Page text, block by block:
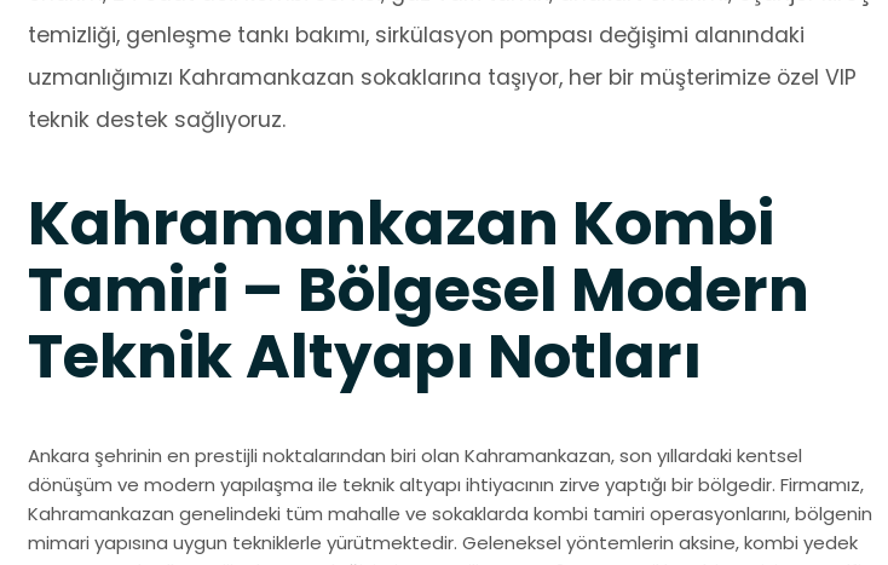
temizliği, genleşme tankı bakımı, sirkülasyon pompası değişimi alanındaki
uzmanlığımızı Kahramankazan sokaklarına taşıyor, her bir müşterimize özel VIP
teknik destek sağlıyoruz.
Kahramankazan Kombi
Tamiri – Bölgesel Modern
Teknik Altyapı Notları
Ankara şehrinin en prestijli noktalarından biri olan Kahramankazan, son yıllardaki kentsel
dönüşüm ve modern yapılaşma ile teknik altyapı ihtiyacının zirve yaptığı bir bölgedir. Firmamız,
Kahramankazan genelindeki tüm mahalle ve sokaklarda kombi tamiri operasyonlarını, bölgenin
mimari yapısına uygun tekniklerle yürütmektedir. Geleneksel yöntemlerin aksine, kombi yedek